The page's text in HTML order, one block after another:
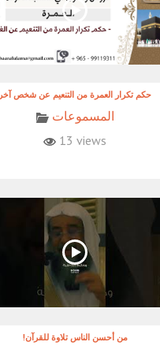
حكم تكرار العمرة من التنعيم عن شخص آخر
المسموعات
13 views
!من أحسن الناس تلاوة للقرآن